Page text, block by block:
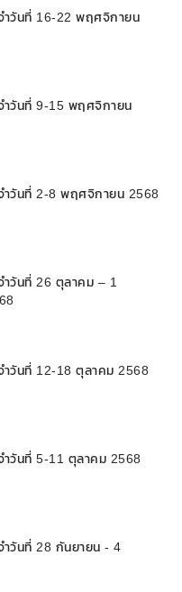
ำวันที่ 16-22 พฤศจิกายน
ำวันที่ 9-15 พฤศจิกายน
ำวันที่ 2-8 พฤศจิกายน 2568
วันที่ 26 ตุลาคม – 1
วันที่ 12-18 ตุลาคม 2568
วันที่ 5-11 ตุลาคม 2568
วันที่ 28 กันยายน - 4